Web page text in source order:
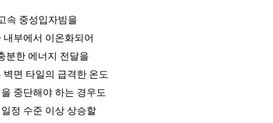
속 중성입자빔을
부에서 이온화되어
분한 에너지 전달을
면 타일의 급격한 온도
중단해야 하는 경우도
정 수준 이상 상승할